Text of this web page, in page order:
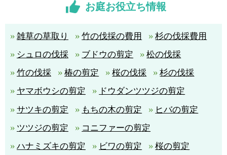
お庭お役立ち情報
雑草の草取り 竹の伐採の費用
杉の伐採費用
シュロの伐採
ブドウの剪定
松の伐採
竹の伐採
椿の剪定 桜の伐採
杉の伐採
ヤマボウシの剪定
ドウダンツツジの剪定
サツキの剪定
もちの木の剪定
ヒバの剪定
ツツジの剪定
コニファーの剪定
ハナミズキの剪定
ビワの剪定
桜の剪定